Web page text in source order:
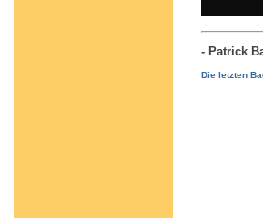
- Patrick
Die letzten